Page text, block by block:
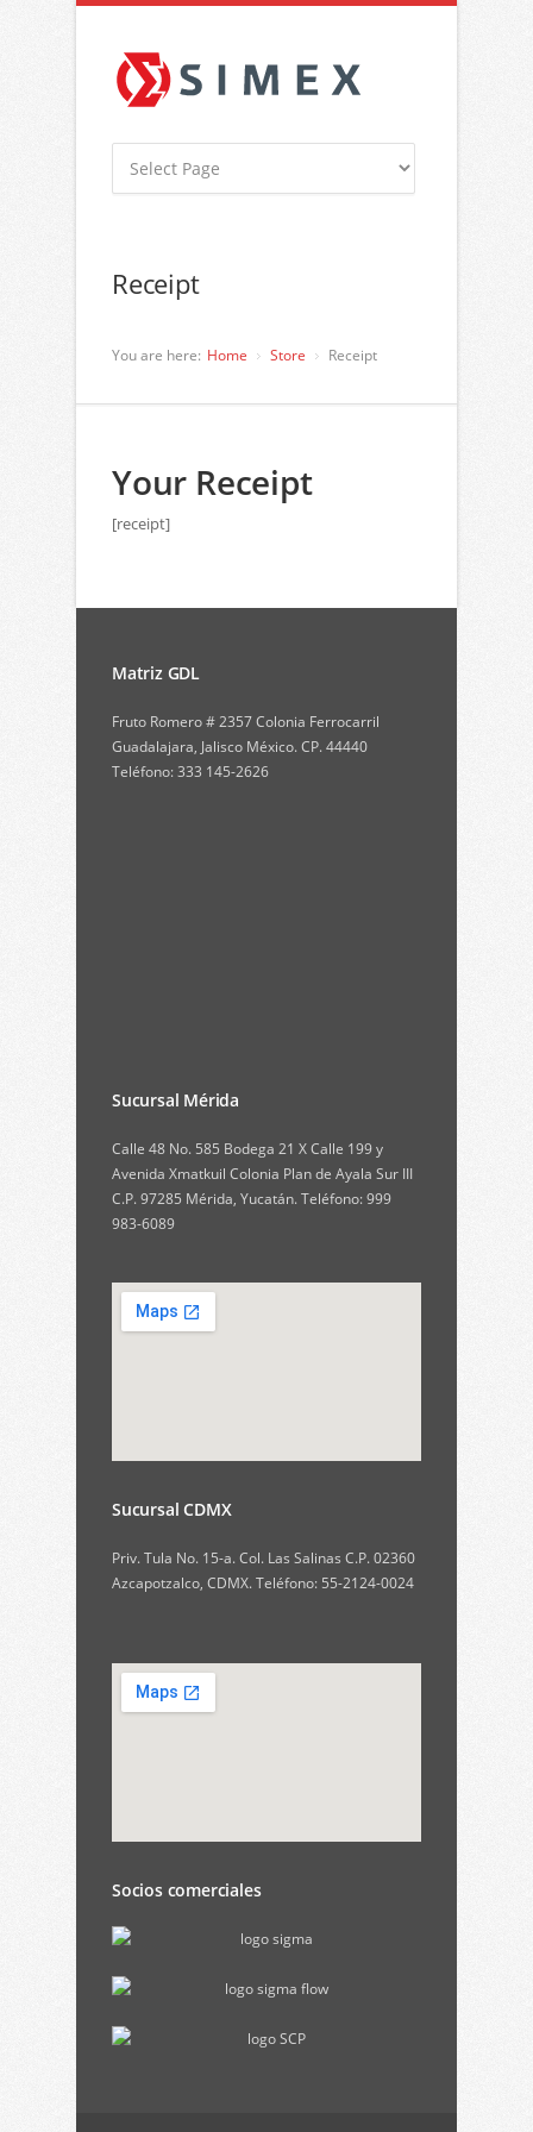
Receipt
You are here: Home Store Receipt
Your Receipt
[receipt]
Matriz GDL
Fruto Romero # 2357 Colonia Ferrocarril
Guadalajara, Jalisco México. CP. 44440
Teléfono: 333 145-2626
Sucursal Mérida
Calle 48 No. 585 Bodega 21 X Calle 199 y
Avenida Xmatkuil Colonia Plan de Ayala Sur III
C.P. 97285 Mérida, Yucatán. Teléfono: 999
983-6089
Sucursal CDMX
Priv. Tula No. 15-a. Col. Las Salinas C.P. 02360
Azcapotzalco, CDMX. Teléfono: 55-2124-0024
Socios comerciales